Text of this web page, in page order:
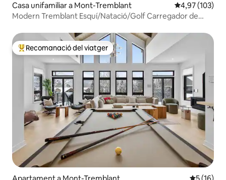
Casa unifamiliar a Mont-Tremblant 4,97 de
4,97 (103)
Modern Tremblant Esquí/Natació/Golf Carregador de
Principals recomanacions dels viatgers
Recomanació del viatger